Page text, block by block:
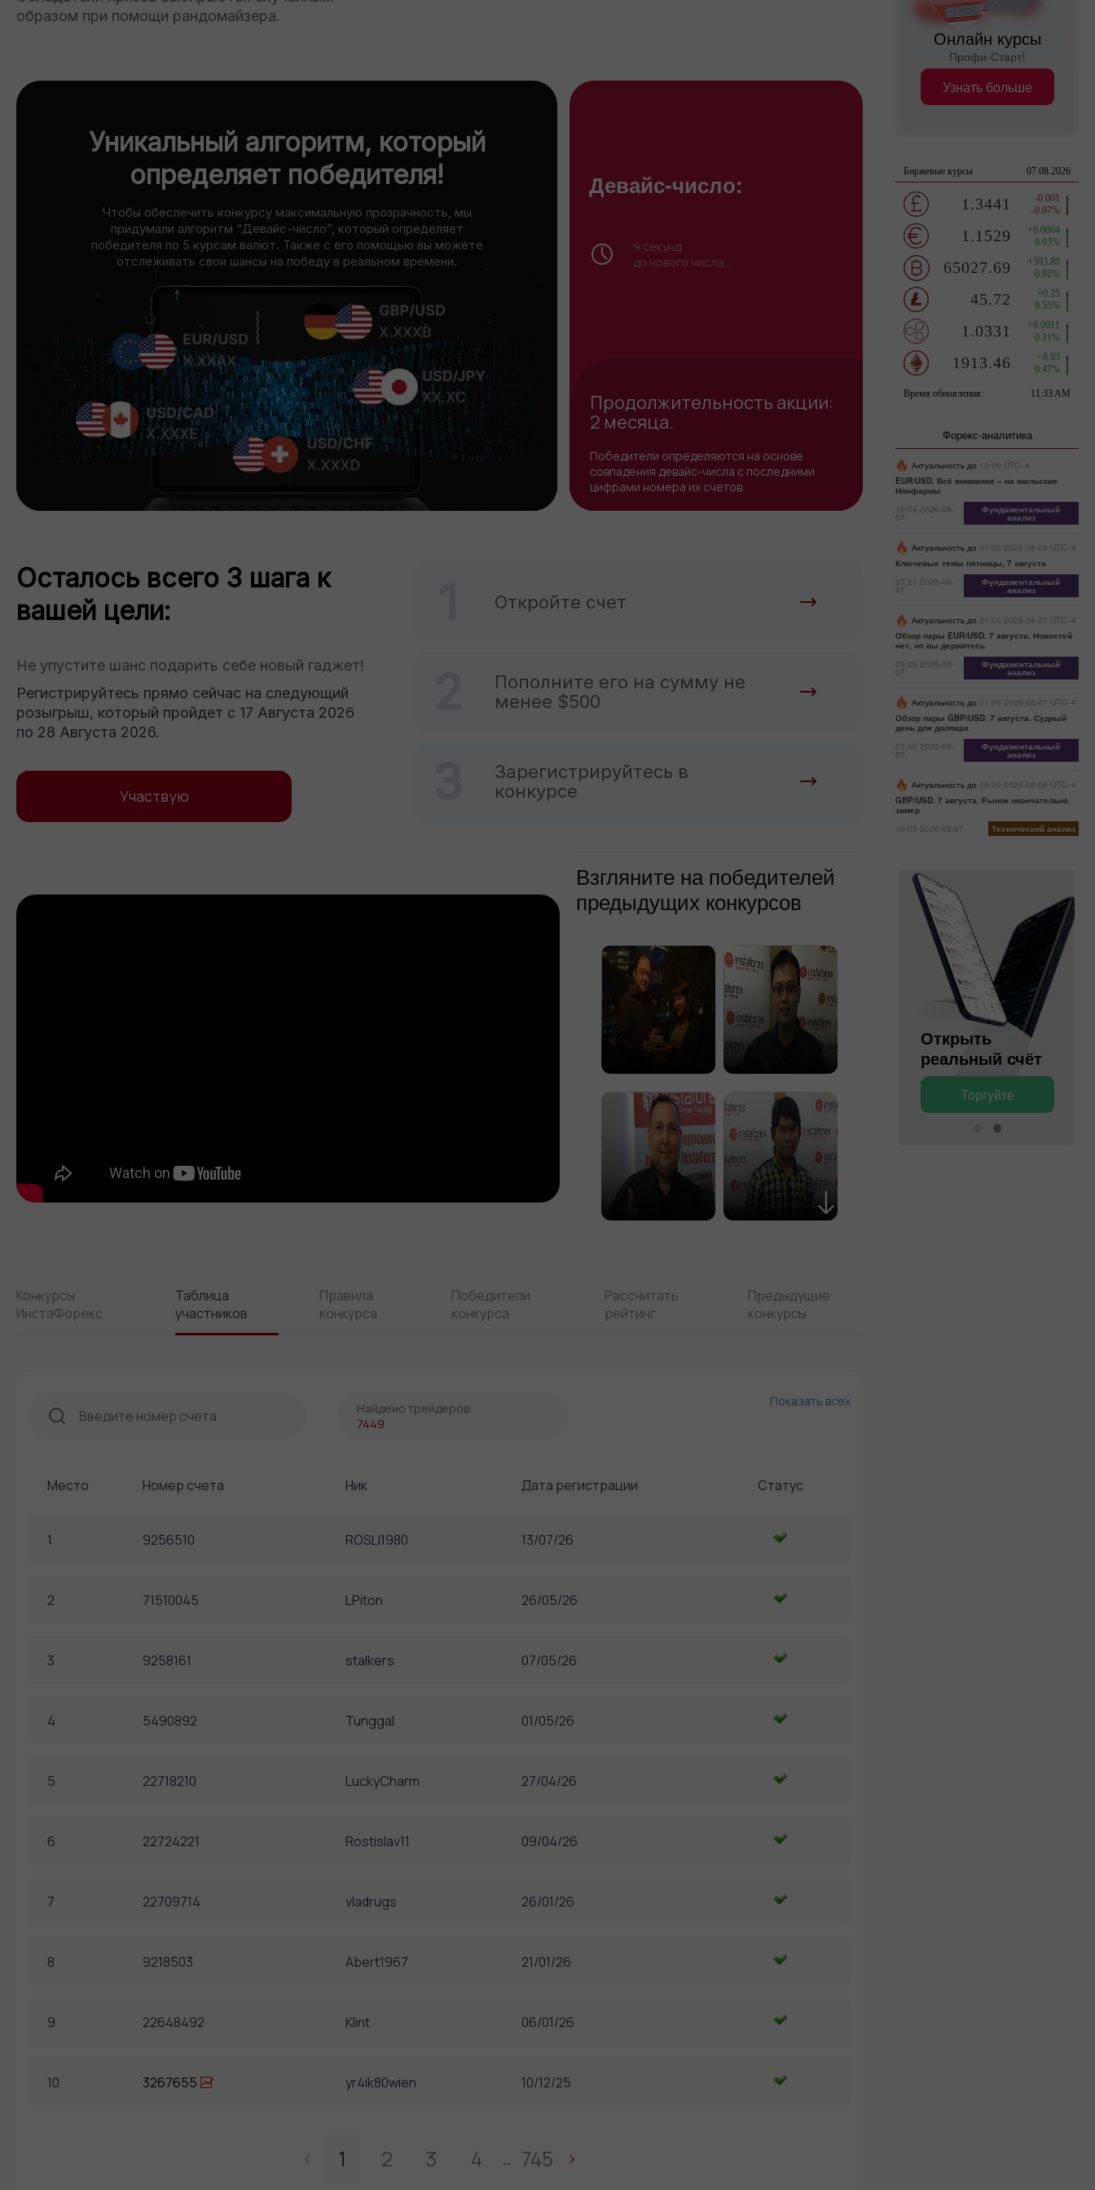
образом при помощи рандомайзера.
Уникальный алгоритм, который
определяет победителя!
Чтобы обеспечить конкурсу максимальную прозрачность, мы
придумали алгоритм “Девайс-число”, который определяет
победителя по 5 курсам валют. Также с его помощью вы можете
отслеживать свои шансы на победу в реальном времени.
Девайс-число:
8 секунд
до нового числа...
Продолжительность акции:
2 месяца.
Победители определяются на основе
совпадения девайс-числа с последними
цифрами номера их счетов.
Осталось всего 3 шага к
вашей цели:
Не упустите шанс подарить себе новый гаджет!
Регистрируйтесь прямо сейчас на следующий
розыгрыш, который пройдет с 17 Августа 2026
по 28 Августа 2026.
Участвую
Откройте счет
Пополните его на сумму не
менее $500
Зарегистрируйтесь в
конкурсе
Взгляните на победителей
предыдущих конкурсов
Конкурсы
ИнстаФорекс
Таблица
участников
Правила
конкурса
Победители
конкурса
Рассчитать
рейтинг
Предыдущие
конкурсы
Найдено трейдеров:
7449
Показать всех
Место Номер счета Ник Дата регистрации Статус
1 9256510 ROSLI1980 13/07/26
2 71510045 LPiton 26/05/26
3 9258161 stalkers 07/05/26
4 5490892 Tunggal 01/05/26
5 22718210 LuckyCharm 27/04/26
6 22724221 Rostislav11 09/04/26
7 22709714 vladrugs 26/01/26
8 9218503 Abert1967 21/01/26
9 22648492 Klint 06/01/26
10 3267655 yr4ik80wien 10/12/25
1 2 3 4 .. 745
Онлайн курсы
Профи-Старт!
Узнать больше
Форекс-аналитика
Актуальность до 10:00 UTC--4
EUR/USD. Всё внимание – на июльские
Нонфармы
10:04 2026-08-
07
Фундаментальный
анализ
Актуальность до 01:00 2026-08-08 UTC--4
Ключевые темы пятницы, 7 августа
07:21 2026-08-
07
Фундаментальный
анализ
Актуальность до 21:00 2026-08-07 UTC--4
Обзор пары EUR/USD. 7 августа. Новостей
нет, но вы держитесь
03:29 2026-08-
07
Фундаментальный
анализ
Актуальность до 21:00 2026-08-07 UTC--4
Обзор пары GBP/USD. 7 августа. Судный
день для доллара
03:49 2026-08-
07
Фундаментальный
анализ
Актуальность до 04:00 2026-08-08 UTC--4
GBP/USD. 7 августа. Рынок окончательно
замер
10:09 2026-08-07
Технический анализ
Открыть
реальный счёт
Торгуйте
Открыть
торговый
Торгуйте
Открыть
реальный счёт
Торгуйте